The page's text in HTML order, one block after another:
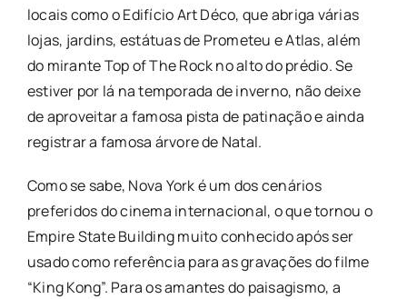
locais como o Edifício Art Déco, que abriga várias
lojas, jardins, estátuas de Prometeu e Atlas, além
do mirante Top of The Rock no alto do prédio. Se
estiver por lá na temporada de inverno, não deixe
de aproveitar a famosa pista de patinação e ainda
registrar a famosa árvore de Natal.
Como se sabe, Nova York é um dos cenários
preferidos do cinema internacional, o que tornou o
Empire State Building muito conhecido após ser
usado como referência para as gravações do filme
“King Kong”. Para os amantes do paisagismo, a